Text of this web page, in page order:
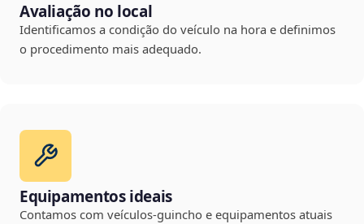
Avaliação no local
Identificamos a condição do veículo na hora e definimos
o procedimento mais adequado.
Equipamentos ideais
Contamos com veículos-guincho e equipamentos atuais